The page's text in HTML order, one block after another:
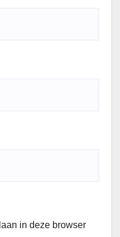
in deze browser